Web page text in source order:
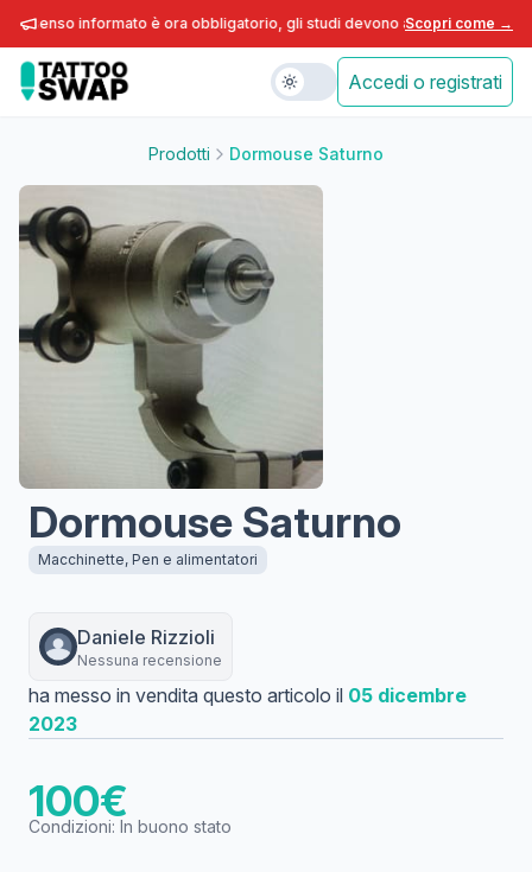
informato è ora obbligatorio, gli studi devono adeguarsi entro fine
Scopri come →
Accedi o registrati
Prodotti Dormouse Saturno
Dormouse Saturno
Macchinette, Pen e alimentatori
Daniele Rizzioli
Nessuna recensione
ha messo in vendita questo articolo il 05 dicembre
2023
100€
Condizioni: In buono stato